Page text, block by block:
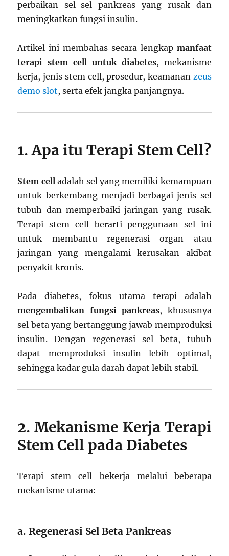
perbaikan sel-sel pankreas yang rusak dan
meningkatkan fungsi insulin.
Artikel ini membahas secara lengkap manfaat
terapi stem cell untuk diabetes, mekanisme
kerja, jenis stem cell, prosedur, keamanan zeus
demo slot, serta efek jangka panjangnya.
1. Apa itu Terapi Stem Cell?
Stem celladalah sel yang memiliki kemampuan
untuk berkembang menjadi berbagai jenis sel
tubuh dan memperbaiki jaringan yang rusak.
Terapi stem cell berarti penggunaan sel ini
untuk membantu regenerasi organ atau
jaringan yang mengalami kerusakan akibat
penyakit kronis.
Pada diabetes, fokus utama terapi adalah
mengembalikan fungsi pankreas, khususnya
sel beta yang bertanggung jawab memproduksi
insulin. Dengan regenerasi sel beta, tubuh
dapat memproduksi insulin lebih optimal,
sehingga kadar gula darah dapat lebih stabil.
2. Mekanisme Kerja Terapi
Stem Cell pada Diabetes
Terapi stem cell bekerja melalui beberapa
mekanisme utama:
a. Regenerasi Sel Beta Pankreas